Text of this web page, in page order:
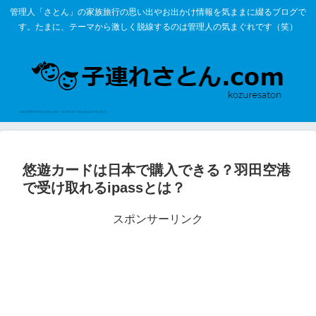
管理人「さとん」の家族旅行の思い出やお出かけ情報を気ままに綴るブログで
す。たまに、テーマから激しく脱線するのは管理人の気まぐれです（笑）
悠遊カードは日本で購入できる？羽田空港
で受け取れるipassとは？
スポンサーリンク